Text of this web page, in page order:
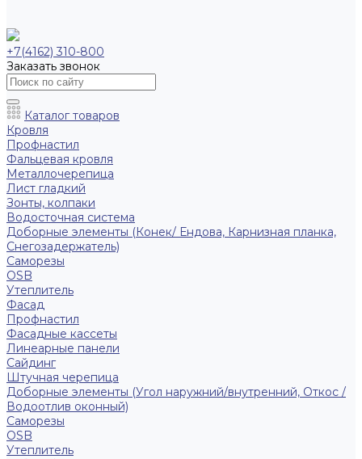
+7(4162) 310-800
Заказать звонок
Каталог товаров
Кровля
Профнастил
Фальцевая кровля
Металлочерепица
Лист гладкий
Зонты, колпаки
Водосточная система
Доборные элементы (Конек/ Ендова, Карнизная планка,
Снегозадержатель)
Саморезы
ОSB
Утеплитель
Фасад
Профнастил
Фасадные кассеты
Линеарные панели
Сайдинг
Штучная черепица
Доборные элементы (Угол наружний/внутренний, Откос /
Водоотлив оконный)
Саморезы
OSB
Утеплитель